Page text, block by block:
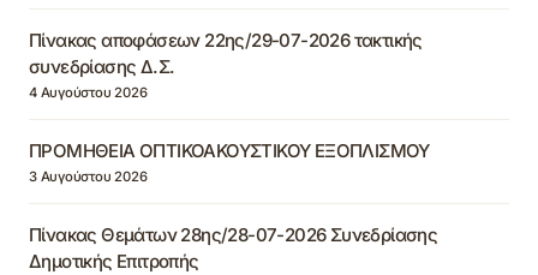
Πίνακας αποφάσεων 22ης/29-07-2026 τακτικής
συνεδρίασης Δ.Σ.
4 Αυγούστου 2026
ΠΡΟΜΗΘΕΙΑ ΟΠΤΙΚΟΑΚΟΥΣΤΙΚΟΥ ΕΞΟΠΛΙΣΜΟΥ
3 Αυγούστου 2026
Πίνακας Θεμάτων 28ης/28-07-2026 Συνεδρίασης
Δημοτικής Επιτροπής